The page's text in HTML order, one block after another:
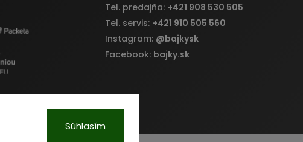
Súhlasím
Tel. predajňa: +421 908 530 505
Tel. servis: +421 910 505 560
Instagram: @bajkysk
Facebook: bajky.sk